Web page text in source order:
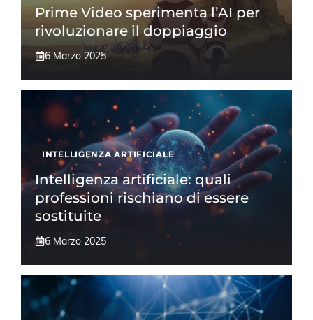
Prime Video sperimenta l’AI per
rivoluzionare il doppiaggio
6 Marzo 2025
INTELLIGENZA ARTIFICIALE
Intelligenza artificiale: quali
professioni rischiano di essere
sostituite
6 Marzo 2025